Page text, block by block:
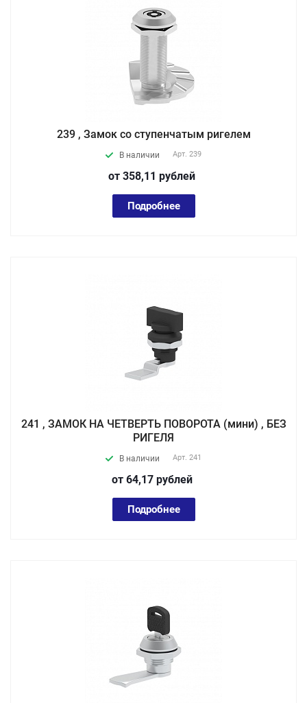
239 , Замок со ступенчатым ригелем
В наличии Арт. 239
от 358,11 рублей
Подробнее
241 , ЗАМОК НА ЧЕТВЕРТЬ ПОВОРОТА (мини) , БЕЗ
РИГЕЛЯ
В наличии Арт. 241
от 64,17 рублей
Подробнее